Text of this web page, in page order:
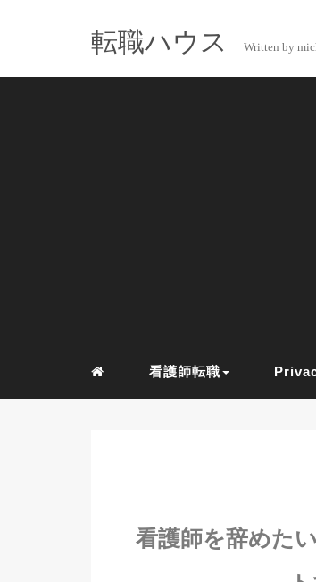
転職ハウス Written by
看護師転職
看護師を辞めた